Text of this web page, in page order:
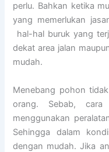
perlu. Bahkan ketika
yang memerlukan
hal-hal buruk yang
dekat area jalan
mudah.
Menebang pohon
orang. Sebab,
menggunakan
Sehingga dalam
dengan mudah. Jika